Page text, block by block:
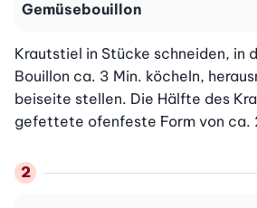
Gemüsebouillon
Krautstiel in Stücke schneiden, in
Bouillon ca. 3 Min. köcheln,
beiseite stellen. Die Hälfte des
gefettete ofenfeste Form von ca.